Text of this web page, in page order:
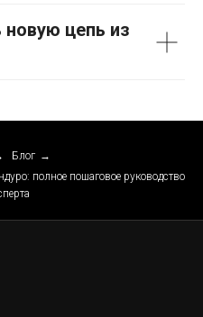
цепь из
Блог →
полное пошаговое руководство